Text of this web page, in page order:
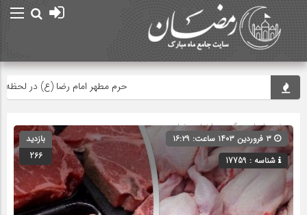
حرم مطهر امام رضا (ع) در لحظه
صفحه اصلی» گروه »اخبار رمضان
شناسه : 17759
بازدید
266